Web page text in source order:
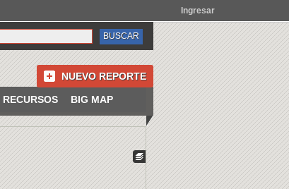
Ingresar
NUEVO REPORTE
RECURSOS BIG MAP